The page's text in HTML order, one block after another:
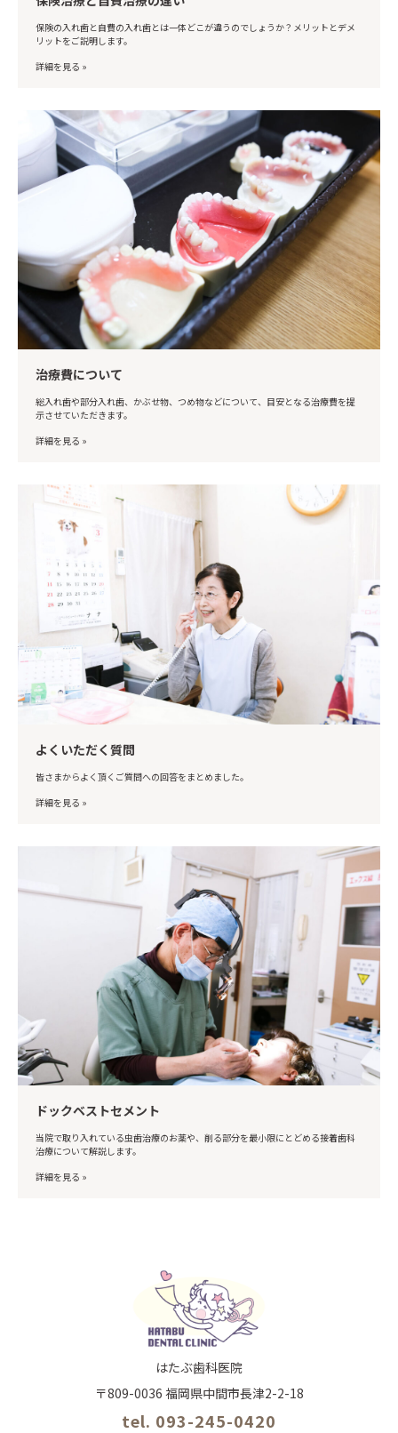
保険の入れ歯と自費の入れ歯とは一体どこが違うのでしょうか？メリットとデメ
リットをご説明します。
詳細を見る »
治療費について
総入れ歯や部分入れ歯、かぶせ物、つめ物などについて、目安となる治療費を提
示させていただきます。
詳細を見る »
よくいただく質問
皆さまからよく頂くご質問への回答をまとめました。
詳細を見る »
ドックベストセメント
当院で取り入れている虫歯治療のお薬や、削る部分を最小限にとどめる接着歯科
治療について解説します。
詳細を見る »
はたぶ歯科医院
〒809-0036 福岡県中間市長津2-2-18
tel. 093-245-0420